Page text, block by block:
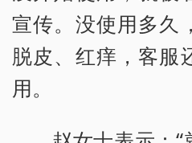
宣传。没使用多久
脱皮、红痒，客服
用。